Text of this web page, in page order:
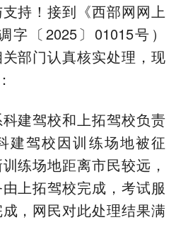
持！接到《西部网网上
〔2025〕01015号）
部门认真核实处理，现
建驾校和上拓驾校负责
建驾校因训练场地被征
练场地距离市民较远，
上拓驾校完成，考试服
，网民对此处理结果满